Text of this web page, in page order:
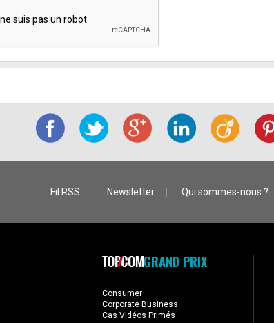
Fil RSS Newsletter Qui sommes-nous ?
GRAND PRIX
Consumer
Corporate Business
Cas Vidéos Primés